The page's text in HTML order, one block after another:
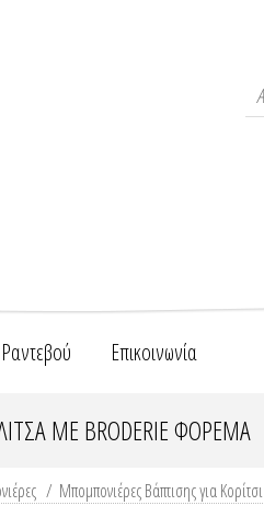
Ραντεβού Επικοινωνία
ΜΕ BRODERIE ΦΌΡΕΜΑ
/ Μπομπονιέρες Βάπτισης για Κορίτσι